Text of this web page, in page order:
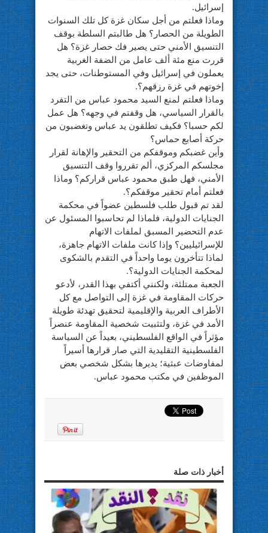
إسرائيل.
وماذا فعلتم من أجل سكان غزة كل تلك السنوات
الطويلة من الحصار؟ هل طالبتم السلطة بوقف
التنسيق الأمني حتى يصير فك حصار غزة؟ هل
قررت منع مئة ألف عامل من الضفة الغربية
يعملون في إسرائيل وفي المستوطنات، حتى يجد
إخوتهم في غزة رزقهم؟.
وماذا فعلتم لمنع السيد محمود عباس من التفرد
بالقرار السياسي، هل وقفتم في وجهه؟ هل عمل
لكم حسبا؟ فكيف تطلقون يد عباس وتغضبون من
حركة أصابع حماس؟
وأين غضبكم وموقفكم من التحقير والإهانة لقرار
مجلسكم المركزي، ألم تقرروا وقف التنسيق
الأمني، فهل طبق محمود عباس قراركم؟ وماذا
فعلتم أمام تحقير موقفكم؟.
لقد تم قبول طلب فلسطين عضواً في محكمة
الجنايات الدولية، فلماذا لم تحاسبوا المسئول عن
عدم التحضير المسبق لملفات الاتهام
للإسرائيليين؟ وإذا كانت ملفات الاتهام جاهزة،
لماذا تتأخرون يوما واحداً في التقدم بالشكوى
لمحكمة الجنايات الدولية؟.
الجعبة ممتلئة، ولكنني أكتفي بهذا القدر، لأدعو
حركات المقاومة في غزة إلى التواصل مع كل
الأطراف العربية والإقليمية لتحقيق تهدئة طويلة
الأمد في غزة، ولتثبيت شخصية المقاومة عنصراً
مؤثراً في الواقع الفلسطيني، بعيداً عن السياسة
الفلسطينية التقليدية التي صار قرارها أسيراً
لمفاوضات عبثية؛ يديرها بشكل شخصي بعض
الموظفين في مكتب محمود عباس.
أخبار ذات صلة